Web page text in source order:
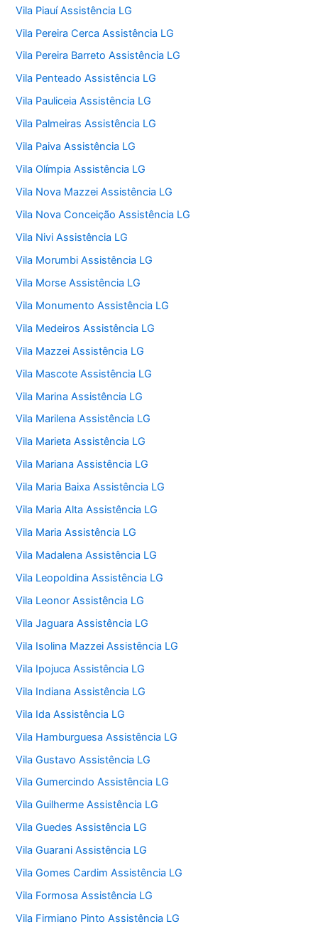
Vila Piauí Assistência LG
Vila Pereira Cerca Assistência LG
Vila Pereira Barreto Assistência LG
Vila Penteado Assistência LG
Vila Pauliceia Assistência LG
Vila Palmeiras Assistência LG
Vila Paiva Assistência LG
Vila Olímpia Assistência LG
Vila Nova Mazzei Assistência LG
Vila Nova Conceição Assistência LG
Vila Nivi Assistência LG
Vila Morumbi Assistência LG
Vila Morse Assistência LG
Vila Monumento Assistência LG
Vila Medeiros Assistência LG
Vila Mazzei Assistência LG
Vila Mascote Assistência LG
Vila Marina Assistência LG
Vila Marilena Assistência LG
Vila Marieta Assistência LG
Vila Mariana Assistência LG
Vila Maria Baixa Assistência LG
Vila Maria Alta Assistência LG
Vila Maria Assistência LG
Vila Madalena Assistência LG
Vila Leopoldina Assistência LG
Vila Leonor Assistência LG
Vila Jaguara Assistência LG
Vila Isolina Mazzei Assistência LG
Vila Ipojuca Assistência LG
Vila Indiana Assistência LG
Vila Ida Assistência LG
Vila Hamburguesa Assistência LG
Vila Gustavo Assistência LG
Vila Gumercindo Assistência LG
Vila Guilherme Assistência LG
Vila Guedes Assistência LG
Vila Guarani Assistência LG
Vila Gomes Cardim Assistência LG
Vila Formosa Assistência LG
Vila Firmiano Pinto Assistência LG